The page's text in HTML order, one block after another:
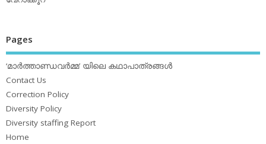
Pages
‘മാര്‍ത്താണ്ഡവര്‍മ്മ’ യിലെ കഥാപാത്രങ്ങള്‍
Contact Us
Correction Policy
Diversity Policy
Diversity staffing Report
Home